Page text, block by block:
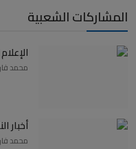
المشاركات الشعبية
محمد
أخبار
محمد